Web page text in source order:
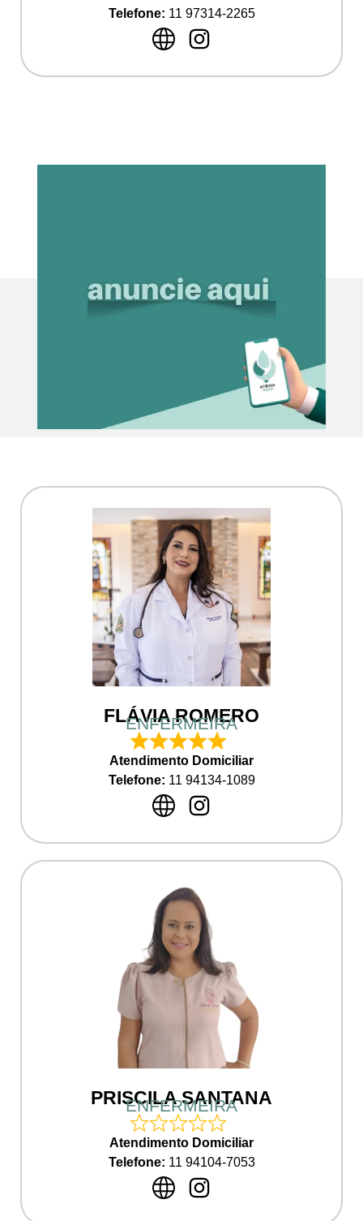
Telefone: 11 97314-2265
FLÁVIA ROMERO
ENFERMEIRA
Atendimento Domiciliar
Telefone: 11 94134-1089
PRISCILA SANTANA
ENFERMEIRA
Atendimento Domiciliar
Telefone: 11 94104-7053